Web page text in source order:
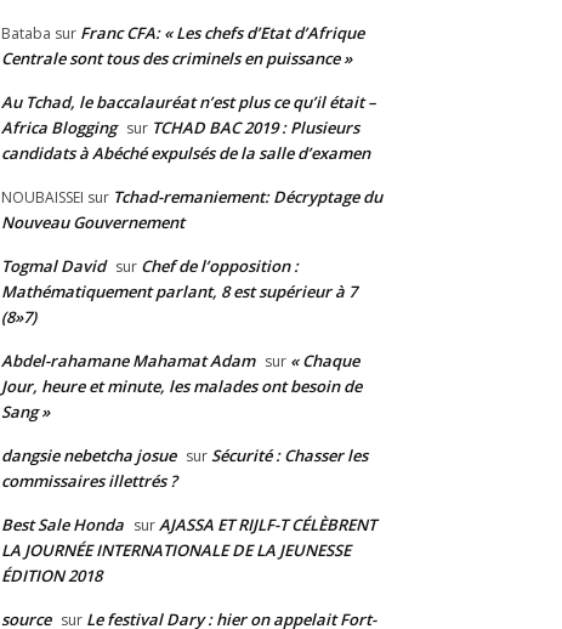
Bataba sur Franc CFA: « Les chefs d’Etat d’Afrique
Centrale sont tous des criminels en puissance »
Au Tchad, le baccalauréat n’est plus ce qu’il était –
Africa Blogging sur TCHAD BAC 2019 : Plusieurs
candidats à Abéché expulsés de la salle d’examen
NOUBAISSEI sur Tchad-remaniement: Décryptage du
Nouveau Gouvernement
Togmal David sur Chef de l’opposition :
Mathématiquement parlant, 8 est supérieur à 7
(8»7)
Abdel-rahamane Mahamat Adam sur « Chaque
Jour, heure et minute, les malades ont besoin de
Sang »
dangsie nebetcha josue surSécurité : Chasser les
commissaires illettrés ?
Best Sale Honda surAJASSA ET RIJLF-T CÉLÈBRENT
LA JOURNÉE INTERNATIONALE DE LA JEUNESSE
ÉDITION 2018
source sur Le festival Dary : hier on appelait Fort-